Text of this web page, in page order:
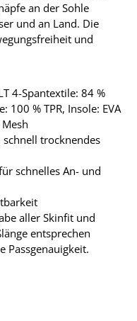
an der Sohle
und an Land. Die
und
4-Spantextile: 84 %
100 % TPR, Insole: EVA
trocknendes
schnelles An- und
aller Skinfit und
entsprechen
Passgenauigkeit.